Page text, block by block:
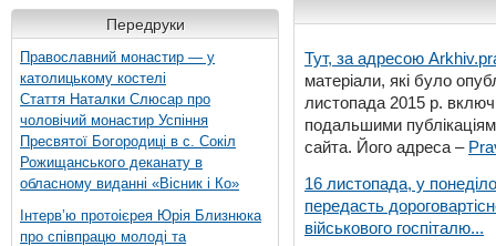
Передруки
Православний монастир — у
католицькому костелі
Стаття Наталки Слюсар про
чоловічий монастир Успіння
Пресвятої Богородиці в с. Сокіл
Рожищанського деканату в
обласному виданні «Вісник і Ко»
Інтерв’ю протоієрея Юрія Близнюка
про співпрацю молоді та
Тут, за адресою
матеріали, які було
листопада 2015 р.
подальшими
сайта. Його адреса –
16 листопада, у
передасть
військового госпіталю...